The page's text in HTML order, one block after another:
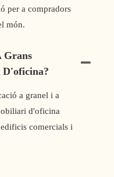
per a compradors
món.
Grans
D'oficina?
a granel i a
d'oficina
comercials i